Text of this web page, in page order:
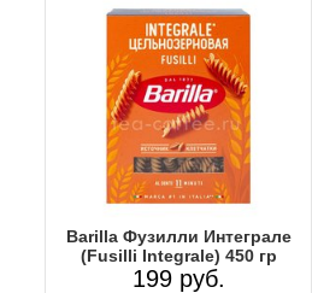
Barilla Фузилли Интеграле
(Fusilli Integrale) 450 гр
199 руб.